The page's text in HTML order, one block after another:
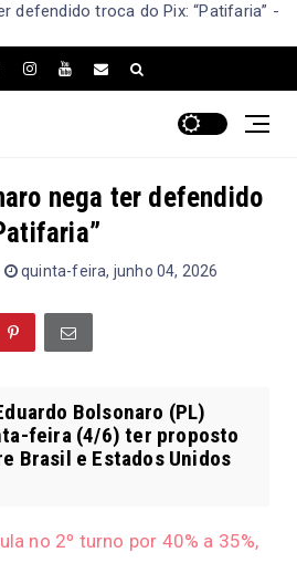
defendido troca do Pix: “Patifaria” -
nega ter defendido
quinta-feira, junho 04, 2026
Bolsonaro (PL)
feira (4/6) ter proposto
Brasil e Estados Unidos
no 2º turno por 40% a 35%,